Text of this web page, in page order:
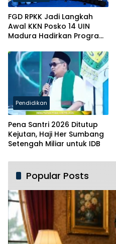
FGD RPKK Jadi Langkah
Awal KKN Posko 14 UIN
Madura Hadirkan Program
Pendidikan
Pena Santri 2026 Ditutup
Kejutan, Haji Her Sumbang
Setengah Miliar untuk IDB
Popular Posts